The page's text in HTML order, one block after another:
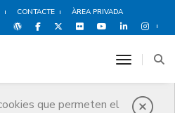
CONTACTE ÀREA PRIVADA
que permeten el
toggle